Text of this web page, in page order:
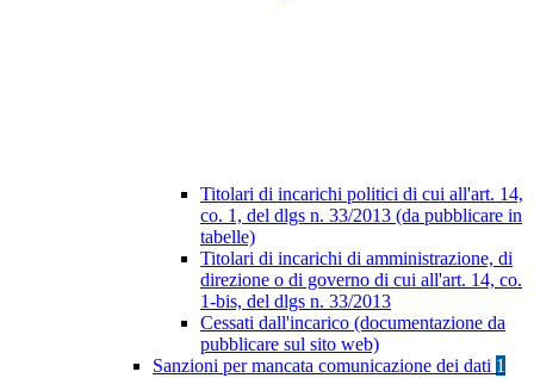
Titolari di incarichi politici di cui all'art. 14,
co. 1, del dlgs n. 33/2013 (da pubblicare in
tabelle)
Titolari di incarichi di amministrazione, di
direzione o di governo di cui all'art. 14, co.
1-bis, del dlgs n. 33/2013
Cessati dall'incarico (documentazione da
pubblicare sul sito web)
Sanzioni per mancata comunicazione dei dati 1